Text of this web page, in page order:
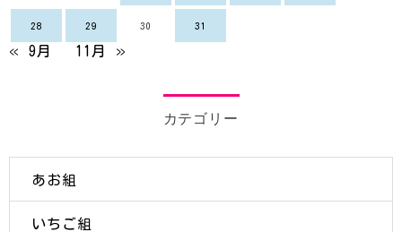
28 29 30 31
« 9月 11月 »
カテゴリー
あお組
いちご組